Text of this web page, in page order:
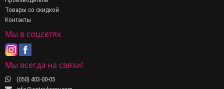
Товары со скидкой
Контакты
Мы в соцсетях
Мы всегда на связи!
(050) 403-00-05